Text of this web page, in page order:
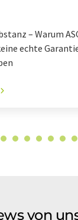
– Warum
echte
von